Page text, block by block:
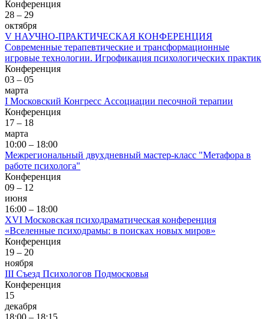
Конференция
28 – 29
октября
V НАУЧНО-ПРАКТИЧЕСКАЯ КОНФЕРЕНЦИЯ
Современные терапевтические и трансформационные
игровые технологии. Игрофикация психологических практик
Конференция
03 – 05
марта
I Московский Конгресс Ассоциации песочной терапии
Конференция
17 – 18
марта
10:00 – 18:00
Межрегиональный двухдневный мастер-класс "Метафора в
работе психолога"
Конференция
09 – 12
июня
16:00 – 18:00
XVI Московская психодраматическая конференция
«Вселенные психодрамы: в поисках новых миров»
Конференция
19 – 20
ноября
III Съезд Психологов Подмосковья
Конференция
15
декабря
18:00 – 18:15